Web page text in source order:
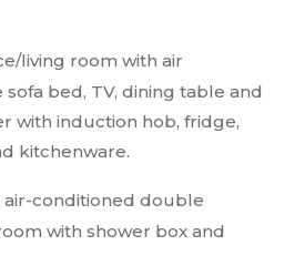
living room with air
bed, TV, dining table and
with induction hob, fridge,
kitchenware.
air-conditioned double
with shower box and